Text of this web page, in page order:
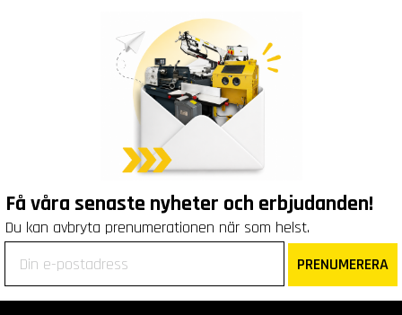
Få våra senaste nyheter och erbjudanden!
Du kan avbryta prenumerationen när som helst.
PRENUMERERA